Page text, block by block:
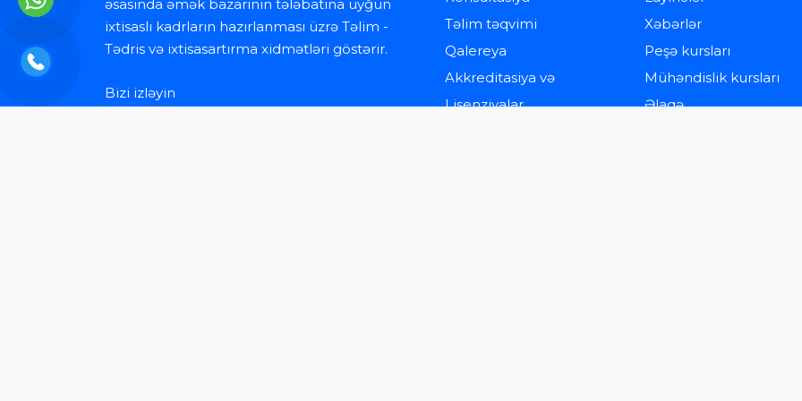
əsasında əmək bazarının tələbatına uyğun
ixtisaslı kadrların hazırlanması üzrə Təlim -
Tədris və ixtisasartırma xidmətləri göstərir.
Bizi izləyin
Təlim təqvimi
Xəbərlər
Qalereya
Peşə kursları
Akkreditasiya və
Lisenziyalar
Mühəndislik kursları
Əlaqə